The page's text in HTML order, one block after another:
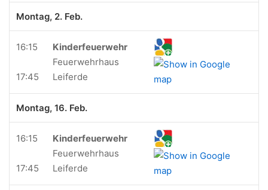
Montag, 2. Feb.
16:15
17:45
Kinderfeuerwehr
Feuerwehrhaus
Leiferde
Montag, 16. Feb.
16:15
17:45
Kinderfeuerwehr
Feuerwehrhaus
Leiferde